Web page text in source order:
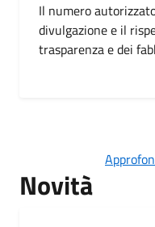
Il numero
divulgazione e il
trasparenza e dei
Novità